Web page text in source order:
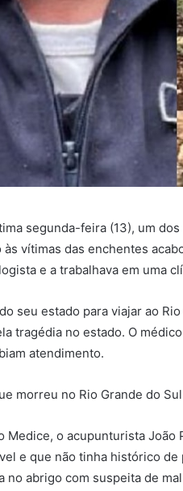
segunda-feira (13), um
às vítimas das enchentes
e a trabalhava em uma
seu estado para viajar ao
tragédia no estado. O
atendimento.
morreu no Rio Grande do
Medice, o acupunturista
e que não tinha histórico
no abrigo com suspeita de